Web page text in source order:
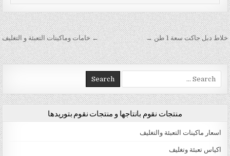
تصفّح المقالات ← خامات وماكينات التعبئة و التغليف خلاط دبل جاكت سعة 1 طن →
Search for:
منتجات نقوم بانتاجها و منتجات نقوم بتوريدها
اسعار ماكينات التعبئة والتغليف
اكياس تعبئة وتغليف